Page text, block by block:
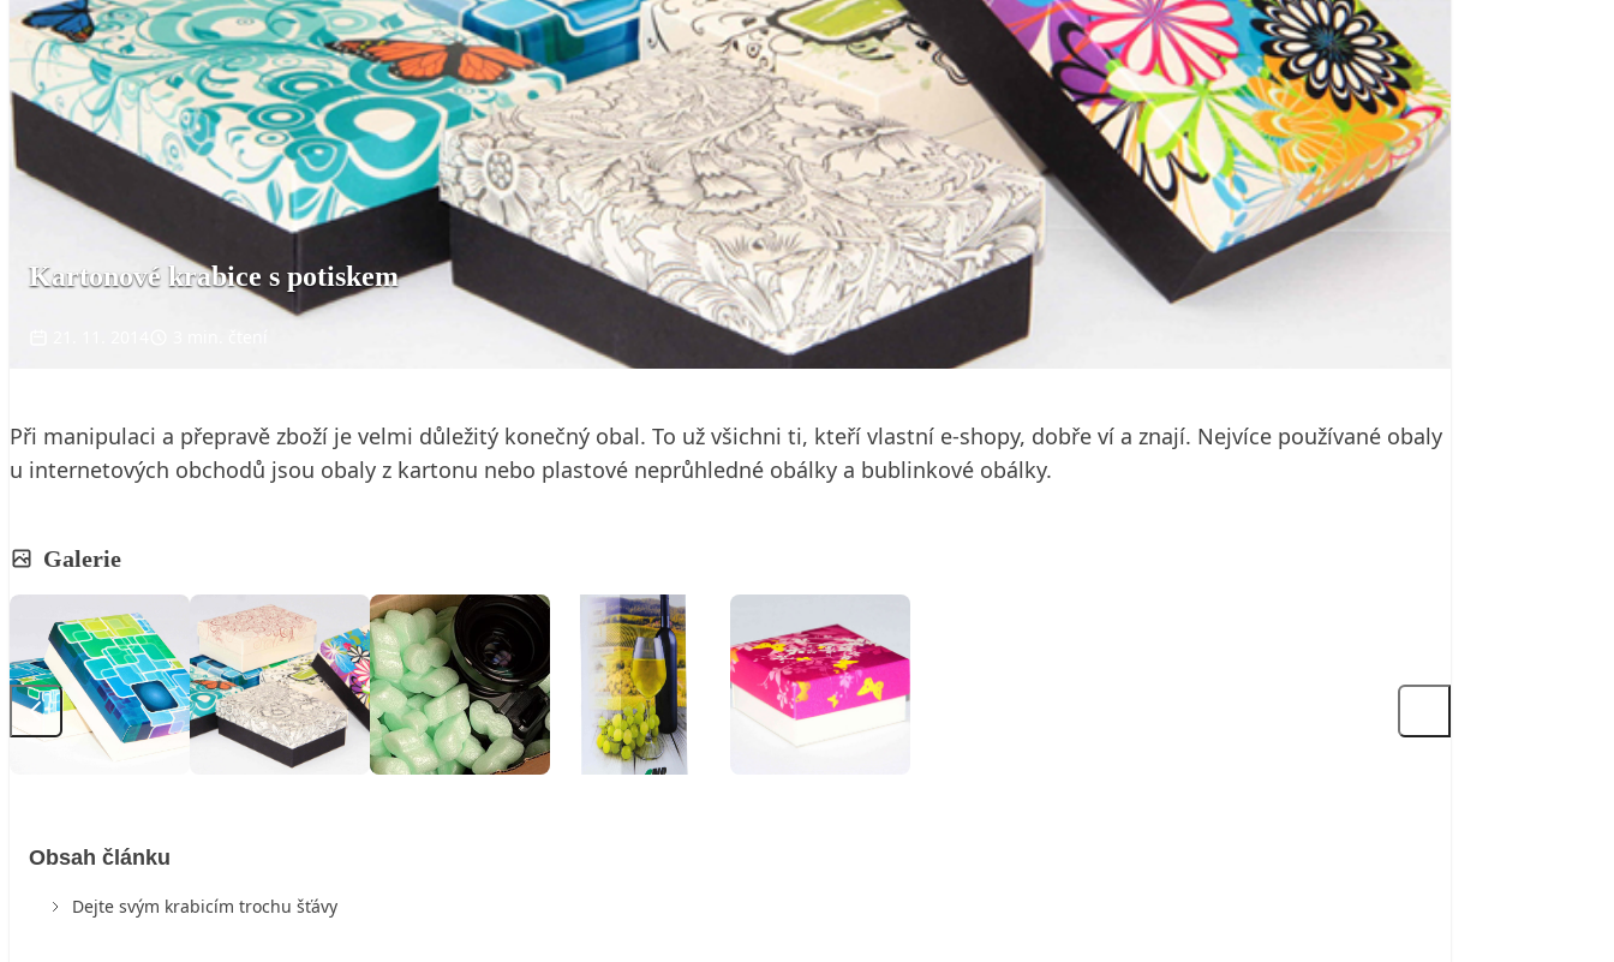
Kartonové krabice s potiskem
Při manipulaci a přepravě zboží je velmi důležitý konečný obal. To už všichni ti, kteří vlastní e-shopy, dobře ví a znají. Nejvíce používané obaly
u internetových obchodů jsou obaly z kartonu nebo plastové neprůhledné obálky a bublinkové obálky.
Galerie
Obsah článku
Dejte svým krabicím trochu šťávy